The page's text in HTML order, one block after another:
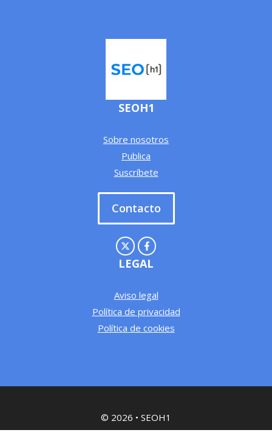
SEOH1
Sobre nosotros
Publica
Suscríbete
Contacto
LEGAL
Aviso legal
Política de privacidad
Política de cookies
© 2026 • SEOH1